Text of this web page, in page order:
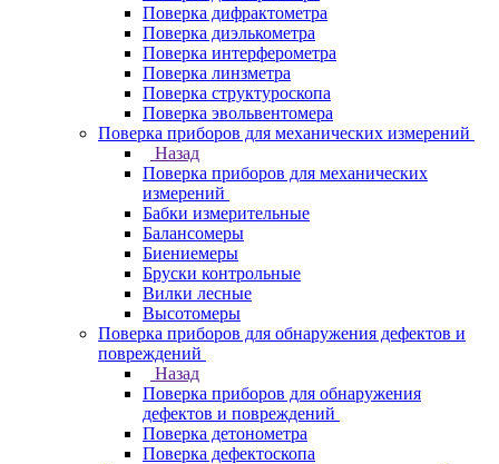
Поверка дифрактометра
Поверка диэлькометра
Поверка интерферометра
Поверка линзметра
Поверка структуроскопа
Поверка эвольвентомера
Поверка приборов для механических измерений
Назад
Поверка приборов для механических
измерений
Бабки измерительные
Балансомеры
Биениемеры
Бруски контрольные
Вилки лесные
Высотомеры
Поверка приборов для обнаружения дефектов и
повреждений
Назад
Поверка приборов для обнаружения
дефектов и повреждений
Поверка детонометра
Поверка дефектоскопа